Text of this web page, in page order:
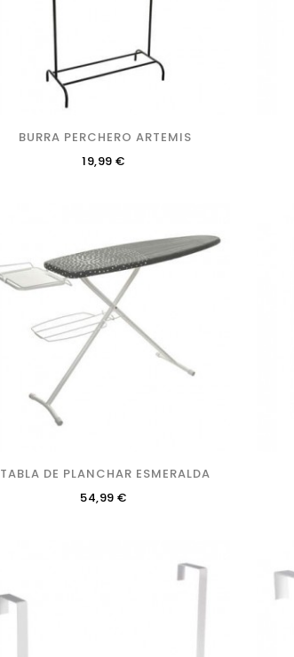
BURRA PERCHERO ARTEMIS
Precio
19,99 €
TABLA DE PLANCHAR ESMERALDA
Precio
54,99 €